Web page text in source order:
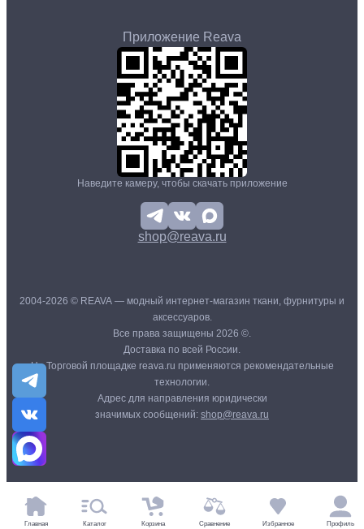
Приложение Reava
Наведите камеру, чтобы скачать приложение
shop@reava.ru
2004-2026 © REAVA — модный интернет-магазин ткани, фурнитуры и
аксессуаров.
Все права защищены 2026 ©.
Доставка по всей России.
На Торговой площадке reava.ru применяются рекомендательные
технологии.
Адрес для направления юридически
значимых сообщений: shop@reava.ru
Главная Каталог Корзина Сравнение Избранное Профиль